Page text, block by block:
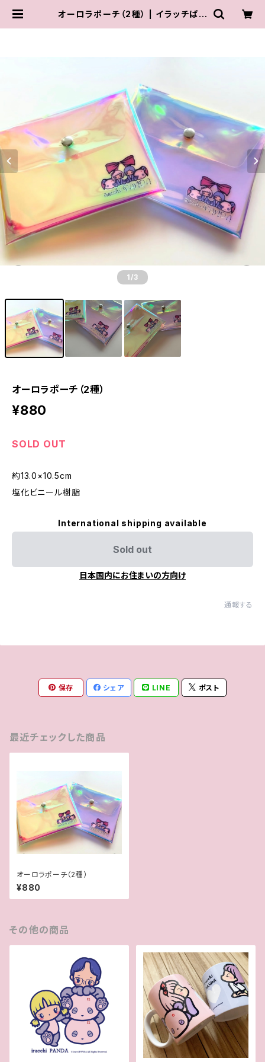
オーロラポーチ（2種） | イラッチぱん
1 /3
オーロラポーチ（2種）
¥880
SOLD OUT
約13.0×10.5cm
塩化ビニール樹脂
International shipping available
Sold out
日本国内にお住まいの方向け
通報する
保存 シェア LINE ポスト
最近チェックした商品
オーロラポーチ（2種）
¥880
その他の商品